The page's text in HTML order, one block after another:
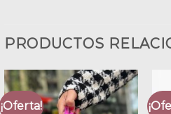
PRODUCTOS
¡Oferta!